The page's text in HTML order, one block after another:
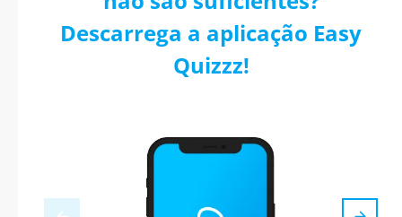
Descarrega a aplicação Easy
Quizzz!